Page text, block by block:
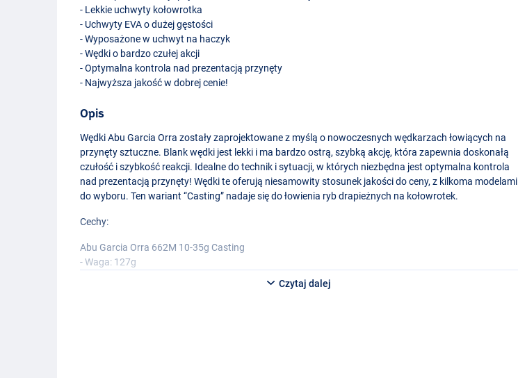
- Lekkie uchwyty kołowrotka
- Uchwyty EVAo dużej gęstości
- Wyposażone w uchwyt na haczyk
- Wędki o bardzo czułej akcji
- Optymalna kontrola nad prezentacją przynęty
- Najwyższa jakość w dobrej cenie!
Opis
Wędki Abu Garcia Orra zostały zaprojektowane z myślą o nowoczesnych wędkarzach łowiących na
przynęty sztuczne. Blank wędki jest lekki i ma bardzo ostrą, szybką akcję, która zapewnia doskonałą
czułość i szybkość reakcji. Idealne do technik i sytuacji, w których niezbędna jest optymalna kontrola
nad prezentacją przynęty! Wędki te oferują niesamowity stosunek jakości do ceny, z kilkoma modelami
do wyboru. Ten wariant “Casting” nadaje się do łowienia ryb drapieżnych na kołowrotek.
Cechy:
Abu Garcia Orra 662M 10-35g Casting
- Waga: 127g
Czytaj dalej